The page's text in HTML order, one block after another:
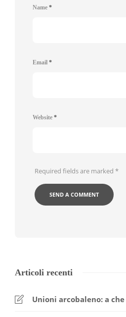
Name *
Email *
Website *
Required fields are marked *
Articoli recenti
Unioni arcobaleno: a